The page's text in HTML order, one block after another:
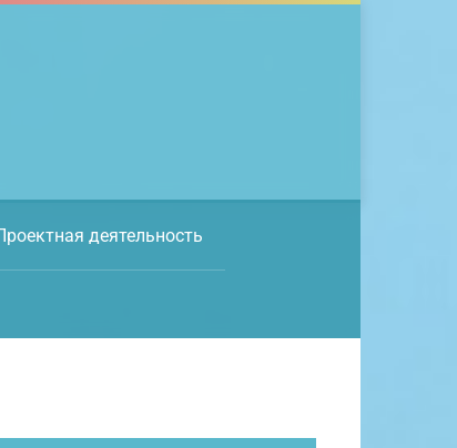
деятельность